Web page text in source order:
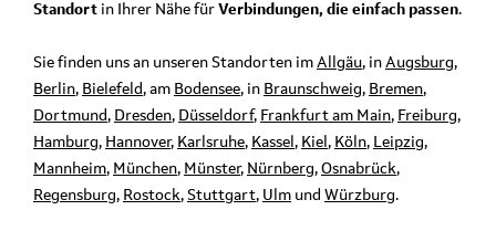
Standort in Ihrer Nähe für Verbindungen, die einfach passen.
Sie finden uns an unseren Standorten im Allgäu, in Augsburg,
Berlin, Bielefeld, am Bodensee, in Braunschweig, Bremen,
Dortmund, Dresden, Düsseldorf, Frankfurt am Main, Freiburg,
Hamburg, Hannover, Karlsruhe, Kassel , Kiel , Köln, Leipzig,
Mannheim, München, Münster, Nürnberg, Osnabrück,
Regensburg, Rostock, Stuttgart, Ulm und Würzburg.